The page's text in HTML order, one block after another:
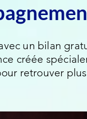
un bilan
créée
retrouver